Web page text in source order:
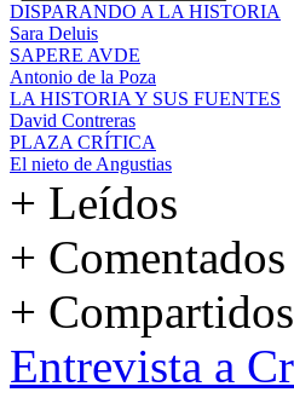
DISPARANDO A LA HISTORIA
Sara Deluis
SAPERE AVDE
Antonio de la Poza
LA HISTORIA Y SUS FUENTES
David Contreras
PLAZA CRÍTICA
El nieto de Angustias
+ Leídos
+ Comentados
+ Compartidos
Entrevista a